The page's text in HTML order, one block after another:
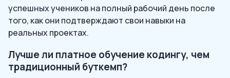
успешных учеников на полный рабочий день после
того, как они подтверждают свои навыки на
реальных проектах.
Лучше ли платное обучение кодингу, чем
традиционный буткемп?